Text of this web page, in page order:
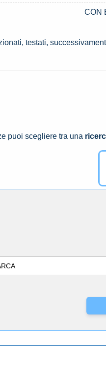
CON
testati,
puoi scegliere tra una